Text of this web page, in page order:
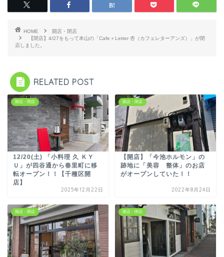
HOME
開店・閉店
【閉店】4/27をもって本山の「Cafe＋Letter 杏（カフェレターアンズ）」が閉
店しました。
RELATED POST
開店・閉店
12/20(土) 「小料理 久 ＫＹ
Ｕ」が四谷通から春里町に移
転オープン！！【千種区開
店】
2025年12月22日
開店・閉店
【開店】「今池ホルモン」の
跡地に「美容 整体」のお店
がオープンしていた！！
2022年8月24日
開店・閉店 開店・閉店